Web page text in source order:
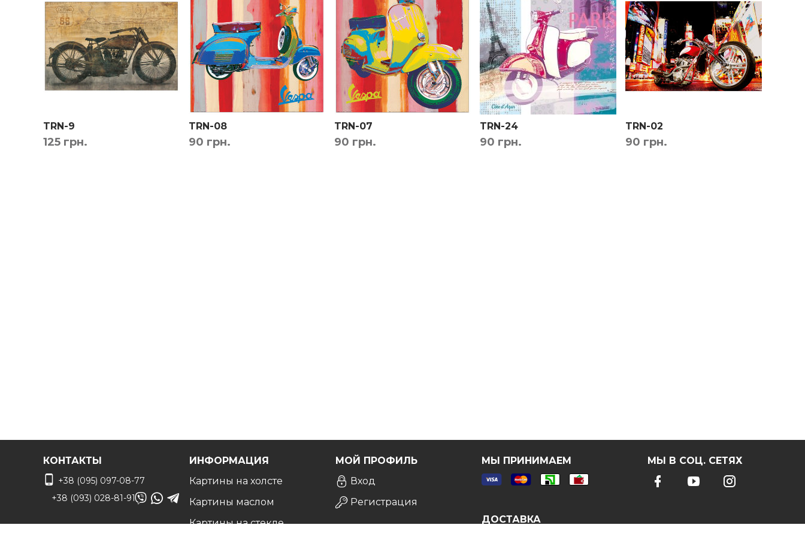
Дизайнер сделает монтаж по вашему фото чтобы вы были точно уверены в выборе.
Бесплатно!
TRN-9
125 грн.
TRN-08
90 грн.
TRN-07
90 грн.
TRN-24
90 грн.
TRN-02
90 грн.
КОНТАКТЫ
+38 (095) 097-08-77
+38 (093) 028-81-91
ИНФОРМАЦИЯ
Картины на холсте
Картины маслом
Картины на стекле
МОЙ ПРОФИЛЬ
Вход
Регистрация
МЫ ПРИНИМАЕМ
ДОСТАВКА
МЫ В СОЦ. СЕТЯХ